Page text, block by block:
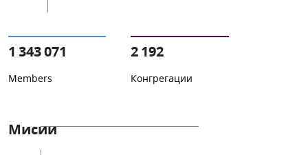
1 343 071
Members
2 192
Конгрегации
Мисии